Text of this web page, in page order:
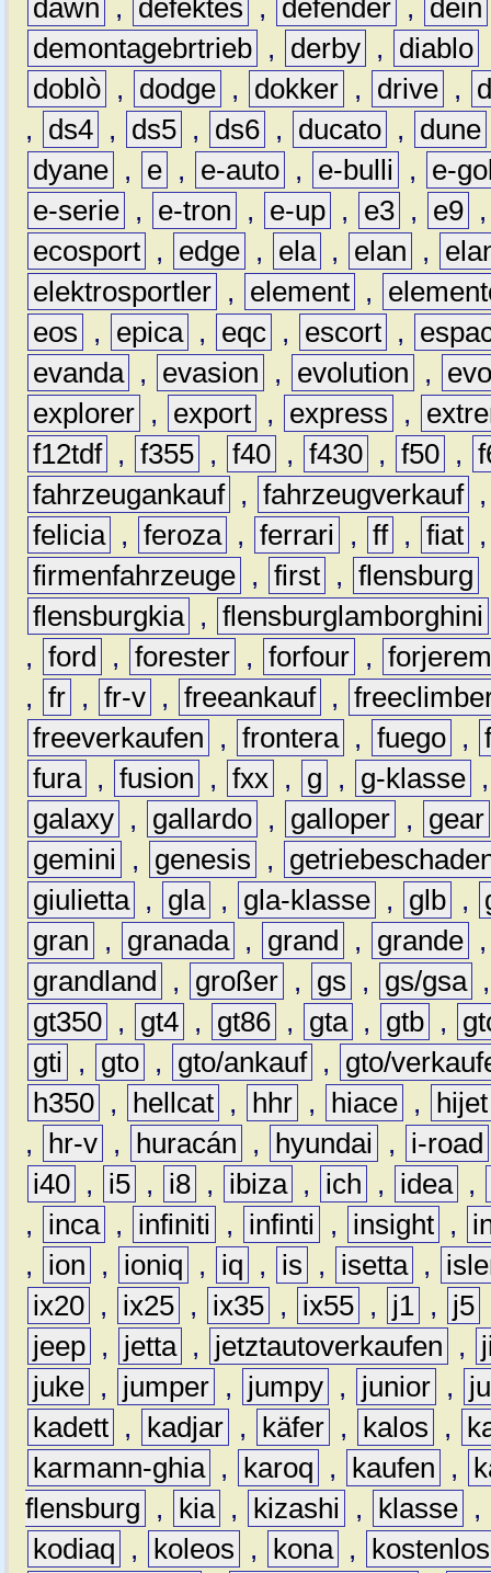
dawn , defektes , defender , dein
demontagebrtrieb , derby , diablo
doblò , dodge , dokker , drive ,
,
ds4 , ds5 , ds6 , ducato , dune
dyane , e , e-auto , e-bulli ,
e-
e-serie , e-tron , e-up , e3 , e9
ecosport , edge , ela , elan ,
elektrosportler , element ,
eos
, epica , eqc , escort ,
evanda , evasion , evolution ,
explorer , export , express ,
f12tdf , f355 , f40 , f430 , f50 ,
fahrzeugankauf , fahrzeugverkauf
felicia , feroza , ferrari , ff , fiat
firmenfahrzeuge , first , flensburg
flensburgkia , flensburglamborghini
, ford , forester , forfour ,
, fr , fr-v , freeankauf ,
freeverkaufen
, frontera , fuego ,
fura , fusion , fxx , g , g-klasse
galaxy , gallardo , galloper ,
gear
gemini
, genesis ,
giulietta , gla , gla-klasse , glb ,
gran
, granada , grand , grande
grandland
, großer , gs , gs/gsa
gt350 , gt4 , gt86 , gta , gtb ,
gti
, gto , gto/ankauf ,
gto/
h350 , hellcat , hhr , hiace ,
hijet
,
hr-v , huracán , hyundai ,
i-road
i40 , i5 , i8 , ibiza , ich , idea ,
,
inca , infiniti , infinti , insight ,
,
ion , ioniq , iq , is , isetta ,
ix20 , ix25 , ix35 , ix55 , j1 , j5
jeep , jetta , jetztautoverkaufen ,
juke , jumper , jumpy , junior ,
kadett , kadjar , käfer , kalos ,
karmann-ghia , karoq , kaufen ,
flensburg
, kia , kizashi , klasse ,
kodiaq
, koleos , kona ,
kostenlos